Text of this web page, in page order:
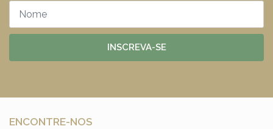
INSCREVA-SE
ENCONTRE-NOS